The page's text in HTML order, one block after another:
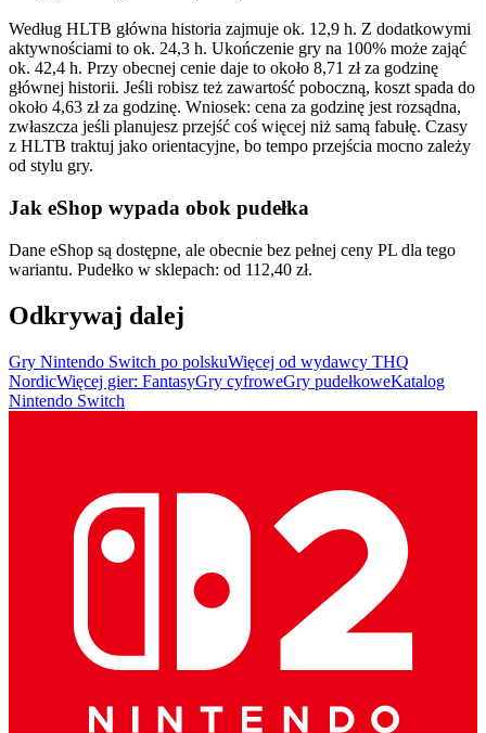
Według HLTB główna historia zajmuje ok. 12,9 h. Z dodatkowymi
aktywnościami to ok. 24,3 h. Ukończenie gry na 100% może zająć
ok. 42,4 h. Przy obecnej cenie daje to około 8,71 zł za godzinę
głównej historii. Jeśli robisz też zawartość poboczną, koszt spada do
około 4,63 zł za godzinę. Wniosek: cena za godzinę jest rozsądna,
zwłaszcza jeśli planujesz przejść coś więcej niż samą fabułę. Czasy
z HLTB traktuj jako orientacyjne, bo tempo przejścia mocno zależy
od stylu gry.
Jak eShop wypada obok pudełka
Dane eShop są dostępne, ale obecnie bez pełnej ceny PL dla tego
wariantu. Pudełko w sklepach: od 112,40 zł.
Odkrywaj dalej
Gry Nintendo Switch po polskuWięcej od wydawcy THQ
NordicWięcej gier: FantasyGry cyfroweGry pudełkoweKatalog
Nintendo Switch